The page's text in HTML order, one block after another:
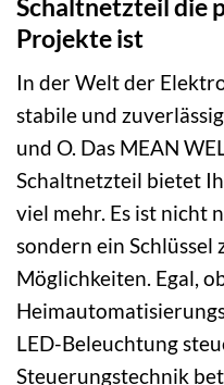
Schaltnetzteil die
Projekte ist
In der Welt der
stabile und
und O. Das MEAN
Schaltnetzteil bietet
viel mehr. Es ist nicht
sondern ein Schlüssel
Möglichkeiten. Egal,
LED-Beleuchtung
Steuerungstechnik